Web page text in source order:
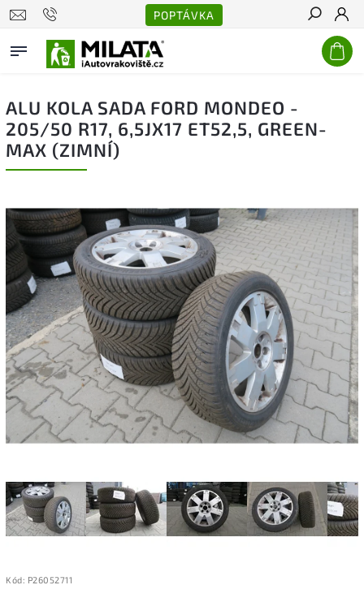
POPTÁVKA
Hledat
ALU KOLA SADA FORD MONDEO -
205/50 R17, 6,5JX17 ET52,5, GREEN-
MAX (ZIMNÍ)
Kód: P26052711